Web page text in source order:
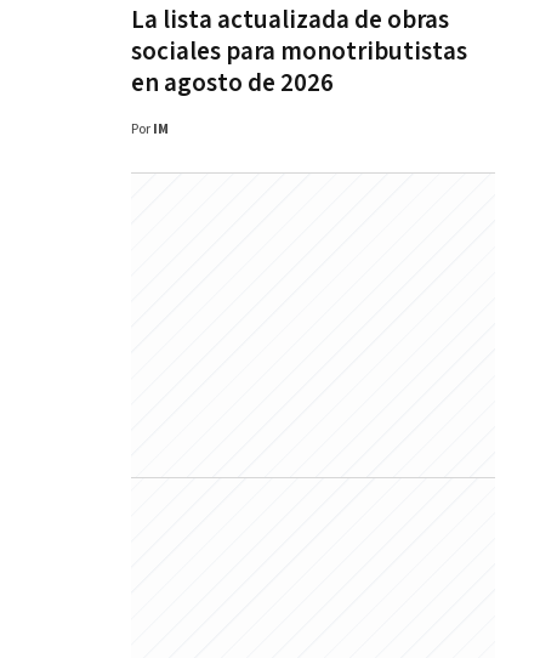
La lista actualizada de obras
sociales para monotributistas
en agosto de 2026
Por IM